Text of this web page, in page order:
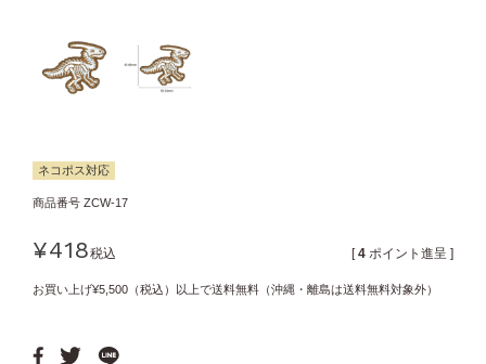
ネコポス対応
商品番号 ZCW-17
¥418税込 [ 4 ポイント進呈 ]
お買い上げ¥5,500（税込）以上で送料無料（沖縄・離島は送料無料対象外）